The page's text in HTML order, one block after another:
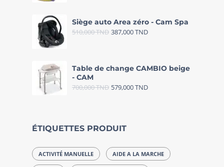
Siège auto Area zéro - Cam Spa
510,000TND 387,000TND
Table de change CAMBIO beige
- CAM
700,000TND 579,000TND
ÉTIQUETTES PRODUIT
ACTIVITÉ MANUELLE AIDE A LA MARCHE